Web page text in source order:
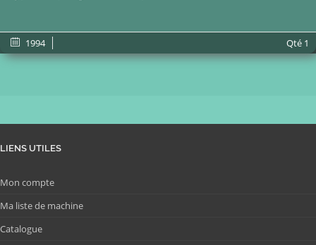
1994 Qté 1
LIENS UTILES
Mon compte
Ma liste de machine
Catalogue